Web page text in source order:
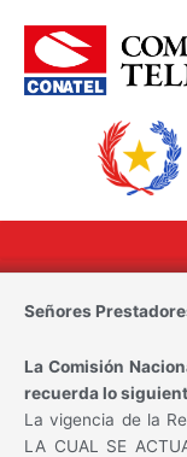
Señores
La Comisión
recuerda lo
La vigencia de la
LA CUAL SE